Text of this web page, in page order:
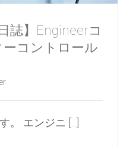
誌】Engineerコ
コントロール
。 エンジニ [...]